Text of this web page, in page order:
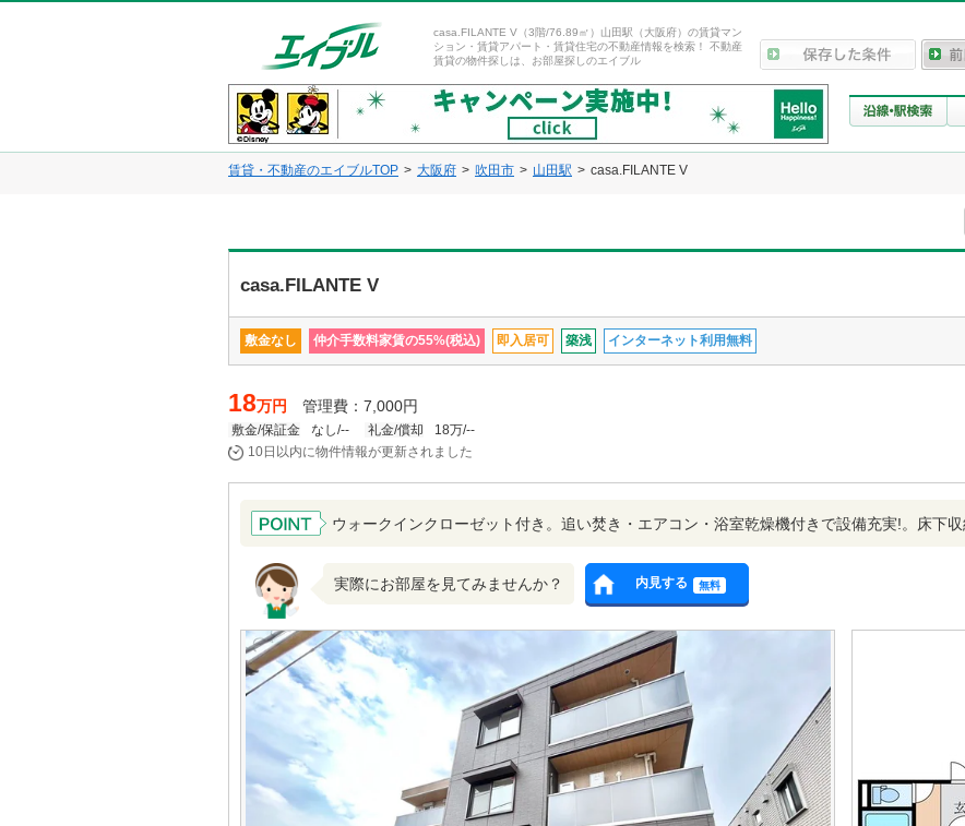
casa.FILANTE V（3階/76.89㎡）山田駅（大阪府）の賃貸マン
ション・賃貸アパート・賃貸住宅の不動産情報を検索！ 不動産
賃貸の物件探しは、お部屋探しのエイブル
賃貸・不動産のエイブルTOP 大阪府 吹田市 山田駅 casa.FILANTE V
casa.FILANTE V
敷金なし 仲介手数料家賃の55%(税込) 即入居可 築浅 インターネット利用無料
18万円 管理費：7,000円
敷金/保証金 なし/-- 礼金/償却
18万/--
10日以内に物件情報が更新されました
ウォークインクローゼット付き。追い焚き・エアコン・浴室乾燥機付きで設備充実!。床下
実際にお部屋を見てみませんか？ 内見する 無料